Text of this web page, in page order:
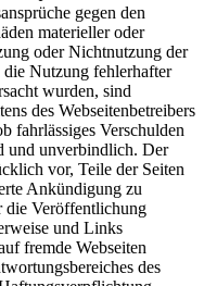
gegen den
materieller oder
oder Nichtnutzung der
Nutzung fehlerhafter
wurden, sind
des Webseitenbetreibers
fahrlässiges Verschulden
und unverbindlich. Der
vor, Teile der Seiten
Ankündigung zu
die Veröffentlichung
und Links
fremde Webseiten
des